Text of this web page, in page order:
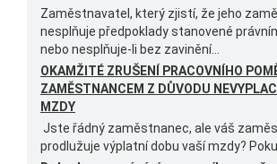
Zaměstnavatel, který zjistí, že jeho
nesplňuje předpoklady stanovené
nebo nesplňuje-li bez zavinění...
OKAMŽITÉ ZRUŠENÍ PRACOVNÍHO
ZAMĚSTNANCEM Z DŮVODU
MZDY
Jste řádný zaměstnanec, ale váš
prodlužuje výplatní dobu vaší mzdy?